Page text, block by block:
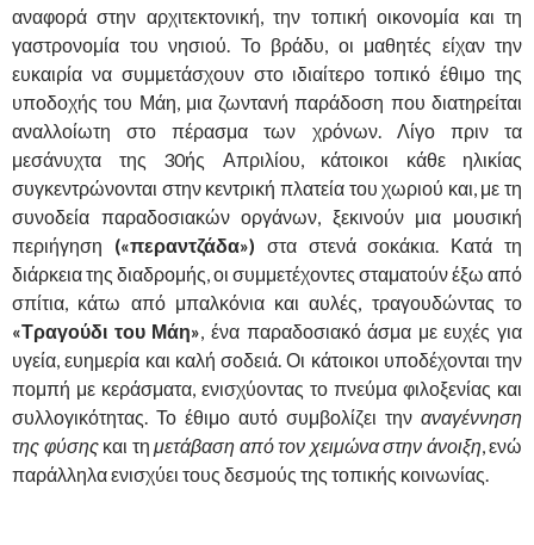
αναφορά στην αρχιτεκτονική, την τοπική οικονομία και τη
γαστρονομία του νησιού. Το βράδυ, οι μαθητές είχαν την
ευκαιρία να συμμετάσχουν στο ιδιαίτερο τοπικό έθιμο της
υποδοχής του Μάη, μια ζωντανή παράδοση που διατηρείται
αναλλοίωτη στο πέρασμα των χρόνων. Λίγο πριν τα
μεσάνυχτα της 30ής Απριλίου, κάτοικοι κάθε ηλικίας
συγκεντρώνονται στην κεντρική πλατεία του χωριού και, με τη
συνοδεία παραδοσιακών οργάνων, ξεκινούν μια μουσική
περιήγηση («περαντζάδα») στα στενά σοκάκια. Κατά τη
διάρκεια της διαδρομής, οι συμμετέχοντες σταματούν έξω από
σπίτια, κάτω από μπαλκόνια και αυλές, τραγουδώντας το
«Τραγούδι του Μάη» , ένα παραδοσιακό άσμα με ευχές για
υγεία, ευημερία και καλή σοδειά. Οι κάτοικοι υποδέχονται την
πομπή με κεράσματα, ενισχύοντας το πνεύμα φιλοξενίας και
συλλογικότητας. Το έθιμο αυτό συμβολίζει την αναγέννηση
της φύσηςκαι τη μετάβαση από τον χειμώνα στην άνοιξη, ενώ
παράλληλα ενισχύει τους δεσμούς της τοπικής κοινωνίας.